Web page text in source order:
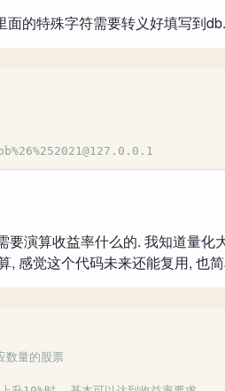
面的特殊字符需要转义好填写到
演算收益率什么的. 我知道量化
, 感觉这个代码未来还能复用, 也
量的股票